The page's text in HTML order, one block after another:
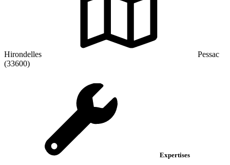
Hirondelles
Pessac
(33600)
Expertises